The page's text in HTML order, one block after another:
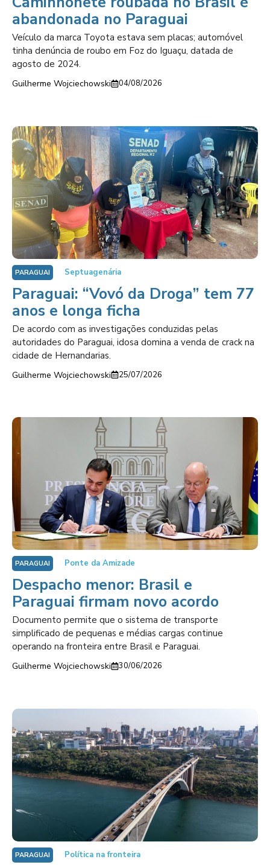
abandonada no Paraguai
Veículo da marca Toyota estava sem placas; automóvel
tinha denúncia de roubo em Foz do Iguaçu, datada de
agosto de 2024.
Guilherme Wojciechowski 04/08/2026
PARAGUAI Septuagenária
Paraguai: “Vovó da Droga” tem 77
anos e longa ficha
De acordo com as investigações conduzidas pelas
autoridades do Paraguai, idosa domina a venda de crack na
cidade de Hernandarias.
Guilherme Wojciechowski 25/07/2026
PARAGUAI Ponte da Amizade
Despacho menor: Brasil e
Paraguai firmam novo acordo
Documento permite que o sistema de transporte
simplificado de pequenas e médias cargas continue
operando na fronteira entre Brasil e Paraguai.
Guilherme Wojciechowski 30/06/2026
PARAGUAI Política na fronteira